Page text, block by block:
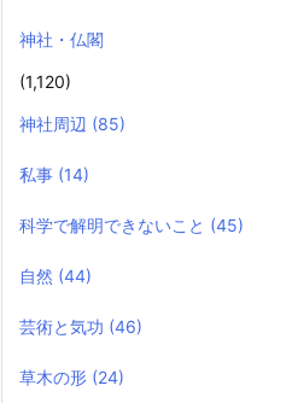
神社・仏閣
(1,120)
神社周辺 (85)
私事 (14)
科学で解明できないこと (45)
自然 (44)
芸術と気功 (46)
草木の形 (24)